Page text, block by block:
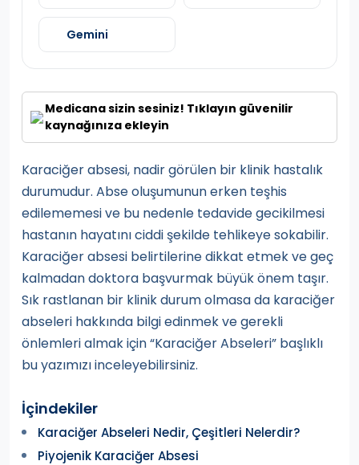
Gemini
Medicana sizin sesiniz! Tıklayın güvenilir
kaynağınıza ekleyin
Karaciğer absesi, nadir görülen bir klinik hastalık
durumudur. Abse oluşumunun erken teşhis
edilememesi ve bu nedenle tedavide gecikilmesi
hastanın hayatını ciddi şekilde tehlikeye sokabilir.
Karaciğer absesi belirtilerine dikkat etmek ve geç
kalmadan doktora başvurmak büyük önem taşır.
Sık rastlanan bir klinik durum olmasa da karaciğer
abseleri hakkında bilgi edinmek ve gerekli
önlemleri almak için “Karaciğer Abseleri” başlıklı
bu yazımızı inceleyebilirsiniz.
İçindekiler
Karaciğer Abseleri Nedir, Çeşitleri Nelerdir?
Piyojenik Karaciğer Absesi